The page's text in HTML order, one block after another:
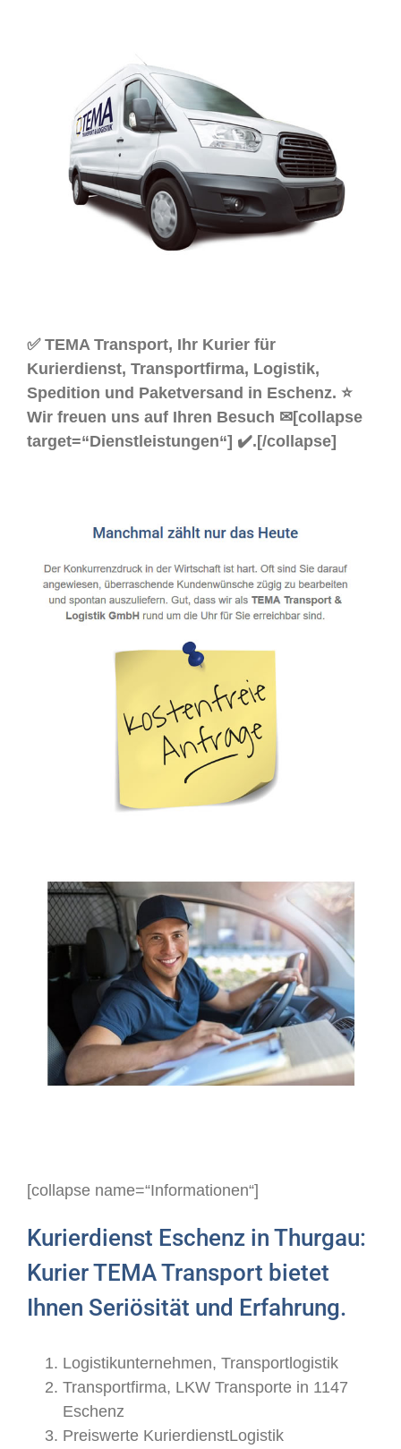
✅ TEMA Transport, Ihr Kurier für
Kurierdienst, Transportfirma, Logistik,
Spedition und Paketversand in Eschenz. ⭐
Wir freuen uns auf Ihren Besuch ✉[collapse
target=“Dienstleistungen“] ✔️.[/collapse]
[collapse name=“Informationen“]
Kurierdienst Eschenz in Thurgau:
Kurier TEMA Transport bietet
Ihnen Seriösität und Erfahrung.
Logistikunternehmen, Transportlogistik
Transportfirma, LKW Transporte in 1147
Eschenz
Preiswerte KurierdienstLogistik